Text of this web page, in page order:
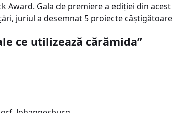
Gala de premiere a ediţiei din acest
juriul a desemnat 5 proiecte
ce utilizează cărămida”